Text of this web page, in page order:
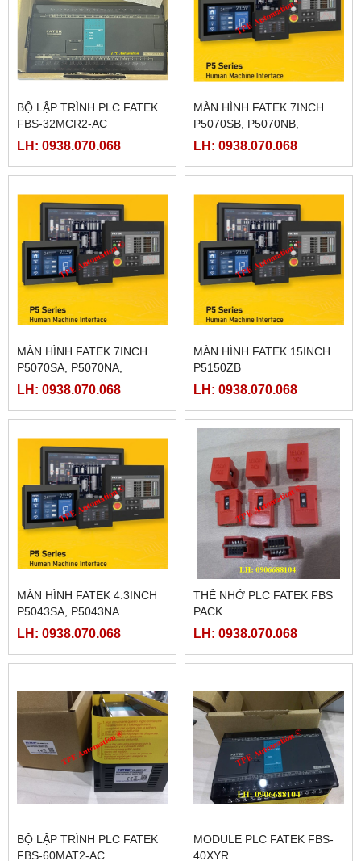
BỘ LẬP TRÌNH PLC FATEK
FBS-32MCR2-AC
LH: 0938.070.068
MÀN HÌNH FATEK 7INCH
P5070SB, P5070NB,
P5070ZB
LH: 0938.070.068
MÀN HÌNH FATEK 7INCH
P5070SA, P5070NA,
P5070ZA
LH: 0938.070.068
MÀN HÌNH FATEK 15INCH
P5150ZB
LH: 0938.070.068
MÀN HÌNH FATEK 4.3INCH
P5043SA, P5043NA
LH: 0938.070.068
THẺ NHỚ PLC FATEK FBS
PACK
LH: 0938.070.068
BỘ LẬP TRÌNH PLC FATEK
FBS-60MAT2-AC
MODULE PLC FATEK FBS-
40XYR